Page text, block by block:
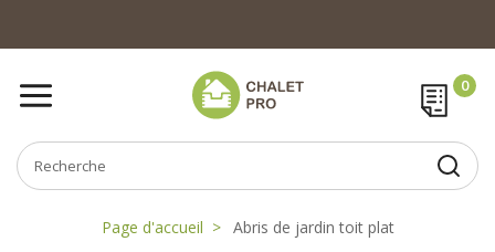
Page d'accueil Abris de jardin toit plat